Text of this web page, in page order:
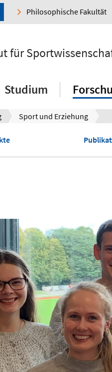
Philosophische Fakultät
für
Studium
Sport und Erziehung